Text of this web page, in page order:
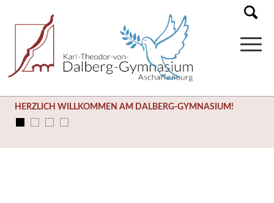
HERZLICH WILLKOMMEN AM DALBERG-GYMNASIUM!